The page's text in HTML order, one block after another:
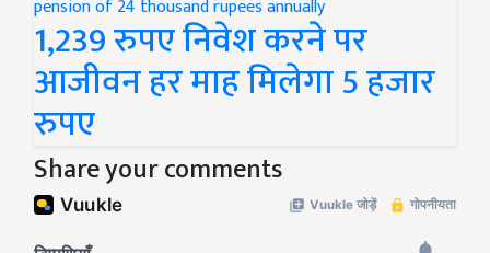
1,239 रुपए निवेश करने पर
आजीवन हर माह मिलेगा 5 हजार
रुपए
Share your comments